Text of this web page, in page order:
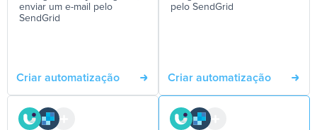
enviar um e-mail pelo
SendGrid
Criar automatização
pelo SendGrid
Criar automatização